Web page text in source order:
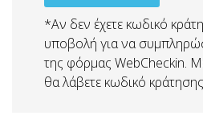
*Αν δεν έχετε κωδικό
υποβολή για να
της φόρμας WebCheckin.
θα λάβετε κωδικό